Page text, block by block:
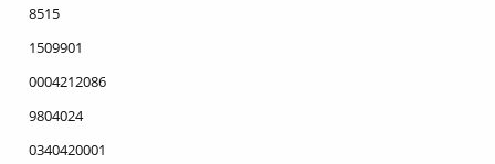
8515
1509901
0004212086
9804024
0340420001